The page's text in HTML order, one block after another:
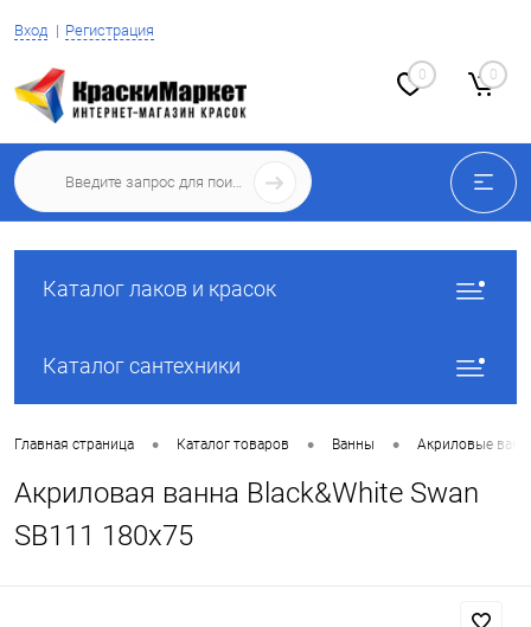
Вход Регистрация
0 0
Каталог лаков и красок
Каталог сантехники
Главная страница • Каталог товаров • Ванны • Акриловые
Акриловая ванна Black&White Swan
SB111 180x75